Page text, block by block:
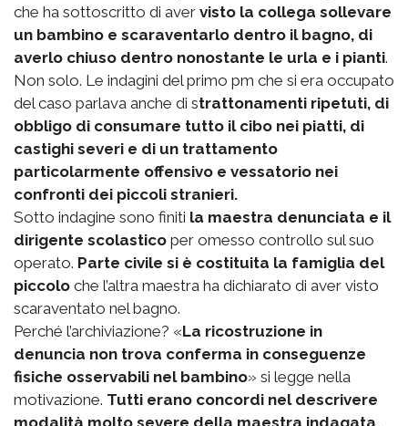
che ha sottoscritto di aver visto la collega sollevare
un bambino e scaraventarlo dentro il bagno, di
averlo chiuso dentro nonostante le urla e i pianti.
Non solo. Le indagini del primo pm che si era occupato
del caso parlava anche di strattonamenti ripetuti, di
obbligo di consumare tutto il cibo nei piatti, di
castighi severi e di un trattamento
particolarmente offensivo e vessatorio nei
confronti dei piccoli stranieri.
Sotto indagine sono finiti la maestra denunciata e il
dirigente scolastico per omesso controllo sul suo
operato. Parte civile si è costituita la famiglia del
piccolo che l’altra maestra ha dichiarato di aver visto
scaraventato nel bagno.
Perché l’archiviazione? «La ricostruzione in
denuncia non trova conferma in conseguenze
fisiche osservabili nel bambino» si legge nella
motivazione. Tutti erano concordi nel descrivere